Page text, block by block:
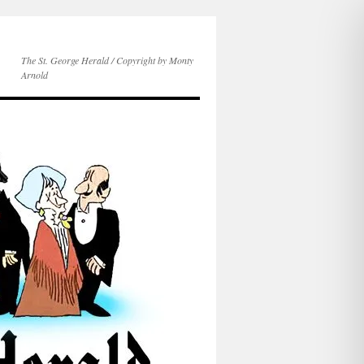
The St. George Herald / Copyright by Monty
Arnold